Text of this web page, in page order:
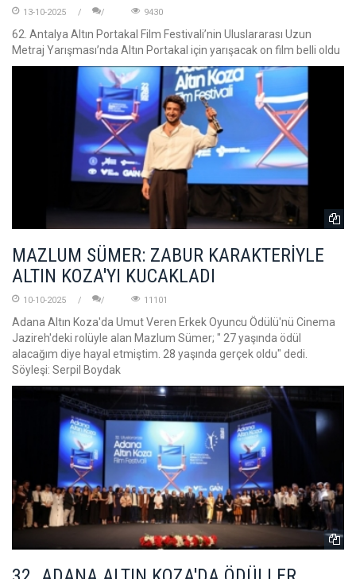
13-10-2025 9430
62. Antalya Altın Portakal Film Festivali’nin Uluslararası Uzun
Metraj Yarışması’nda Altın Portakal için yarışacak on film belli oldu
MAZLUM SÜMER: ZABUR KARAKTERİYLE
ALTIN KOZA'YI KUCAKLADI
10-10-2025 11101
Adana Altın Koza'da Umut Veren Erkek Oyuncu Ödülü'nü Cinema
Jazireh'deki rolüyle alan Mazlum Sümer; " 27 yaşında ödül
alacağım diye hayal etmiştim. 28 yaşında gerçek oldu" dedi.
Söyleşi: Serpil Boydak